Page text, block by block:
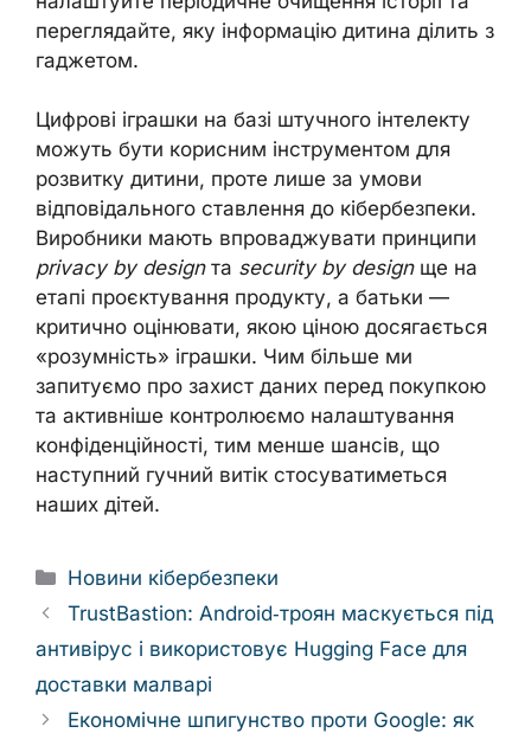
переглядайте, яку інформацію дитина ділить з
гаджетом.
Цифрові іграшки на базі штучного інтелекту
можуть бути корисним інструментом для
розвитку дитини, проте лише за умови
відповідального ставлення до кібербезпеки.
Виробники мають впроваджувати принципи
privacy by designта security by designще на
етапі проєктування продукту, а батьки —
критично оцінювати, якою ціною досягається
«розумність» іграшки. Чим більше ми
запитуємо про захист даних перед покупкою
та активніше контролюємо налаштування
конфіденційності, тим менше шансів, що
наступний гучний витік стосуватиметься
наших дітей.
Categories
Новини кібербезпеки
TrustBastion: Android‑троян маскується під
антивірус і використовує Hugging Face для
доставки малварі
Економічне шпигунство проти Google: як